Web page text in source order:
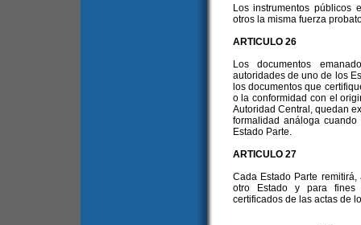
Los instrumentos públicos
otros la misma fuerza
ARTICULO 26
Los documentos
autoridades de uno de los
los documentos que
o la conformidad con el
Autoridad Central, quedan
formalidad análoga
Estado Parte.
ARTICULO 27
Cada Estado Parte
otro Estado y para fines
certificados de las actas de